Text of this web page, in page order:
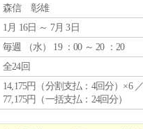
森信 彰雄
1月 16日 ～ 7月 3日
毎週 （水） 19 ：00 ～ 20 ：20
全24回
14,175円（分割支払：4回分）×6
77,175円（一括支払：24回分）